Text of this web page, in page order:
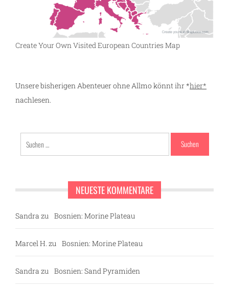
Create Your Own Visited European Countries Map
Unsere bisherigen Abenteuer ohne Allmo könnt ihr *hier*
nachlesen.
nach:
NEUESTE KOMMENTARE
Sandra zu Bosnien: Morine Plateau
Marcel H. zu Bosnien: Morine Plateau
Sandra zu Bosnien: Sand Pyramiden